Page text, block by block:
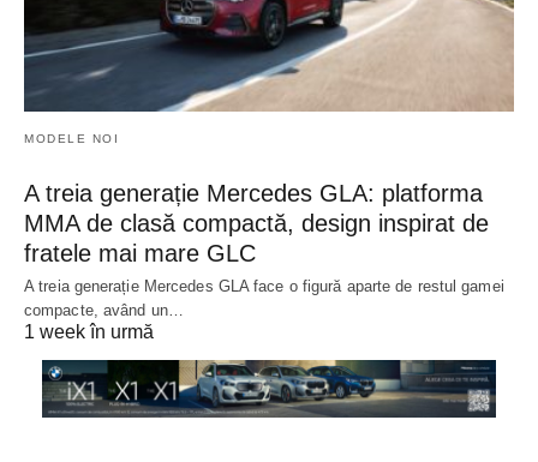
MODELE NOI
A treia generație Mercedes GLA: platforma
MMA de clasă compactă, design inspirat de
fratele mai mare GLC
A treia generație Mercedes GLA face o figură aparte de restul gamei
compacte, având un…
1 week în urmă